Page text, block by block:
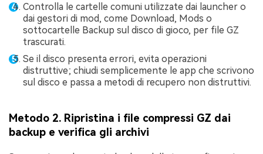
Controlla le cartelle comuni utilizzate dai launcher o
dai gestori di mod, come Download, Mods o
sottocartelle Backup sul disco di gioco, per file GZ
trascurati.
Se il disco presenta errori, evita operazioni
distruttive; chiudi semplicemente le app che scrivono
sul disco e passa a metodi di recupero non distruttivi.
Metodo 2. Ripristina i file compressi GZ dai
backup e verifica gli archivi